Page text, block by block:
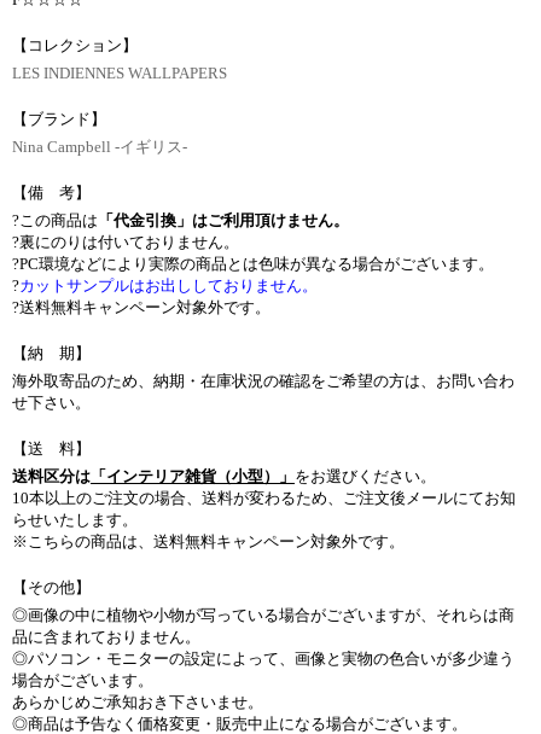
【コレクション】
LES INDIENNES WALLPAPERS
【ブランド】
Nina Campbell -イギリス-
【備 考】
?この商品は 「代金引換」はご利用頂けません。
?裏にのりは付いておりません。
?PC環境などにより実際の商品とは色味が異なる場合がございます。
?カットサンプルはお出ししておりません。
?送料無料キャンペーン対象外です。
【納 期】
海外取寄品のため、納期・在庫状況の確認をご希望の方は、お問い合わ
せ下さい。
【送 料】
送料区分は 「インテリア雑貨（小型）」 をお選びください。
10本以上のご注文の場合、送料が変わるため、ご注文後メールにてお知
らせいたします。
※こちらの商品は、送料無料キャンペーン対象外です。
【その他】
◎画像の中に植物や小物が写っている場合がございますが、それらは商
品に含まれておりません。
◎パソコン・モニターの設定によって、画像と実物の色合いが多少違う
場合がございます。
あらかじめご承知おき下さいませ。
◎商品は予告なく価格変更・販売中止になる場合がございます。